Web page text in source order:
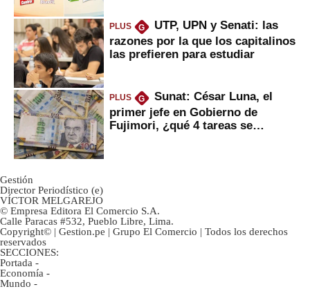
PLUS G
UTP, UPN y Senati: las
razones por la que los capitalinos
las prefieren para estudiar
PLUS G
Sunat: César Luna, el
primer jefe en Gobierno de
Fujimori, ¿qué 4 tareas se
Gestión
Director Periodístico (e)
VÍCTOR MELGAREJO
© Empresa Editora El Comercio S.A.
Calle Paracas #532, Pueblo Libre, Lima.
Copyright© | Gestion.pe | Grupo El Comercio | Todos los derechos
reservados
SECCIONES:
Portada -
Economía -
Mundo -